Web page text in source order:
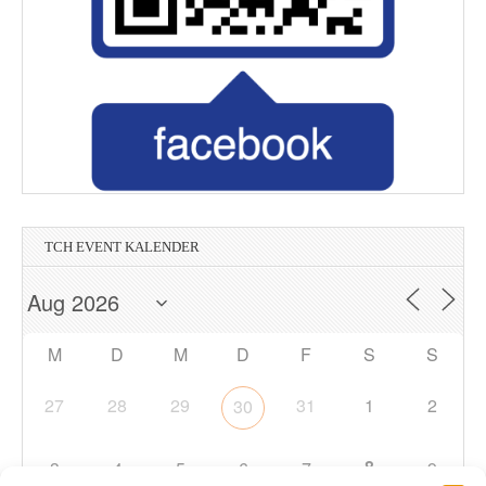
TCH EVENT KALENDER
M D M D F S S
27 28 29 30 31 1 2
3 4 5 6 7 8 9